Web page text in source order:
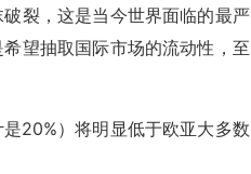
裂，这是当今世界面临的最严
望抽取国际市场的流动性，至
20%）将明显低于欧亚大多数